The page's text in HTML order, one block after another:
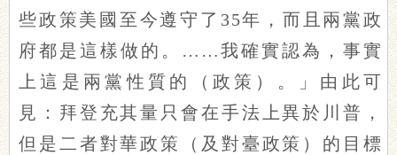
些政策美國至今遵守了35年，而且兩黨政
府都是這樣做的。……我確實認為，事實
上這是兩黨性質的（政策）。」由此可
見：拜登充其量只會在手法上異於川普，
但是二者對華政策（及對臺政策）的目標